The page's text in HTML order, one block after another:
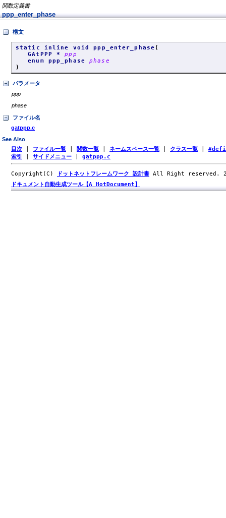
関数定義書
ppp_enter_phase
構文
static inline void ppp_enter_phase (
GAtPPP *ppp
enum ppp_phasephase
)
パラメータ
ppp
phase
ファイル名
gatppp.c
See Also
目次 ファイル一覧 関数一覧 ネームスペース一覧 クラス一覧
索引
サイドメニュー gatppp.c
Copyright(C) ドットネットフレームワーク 設計書 All Right reserved.
ドキュメント自動生成ツール【A HotDocument】